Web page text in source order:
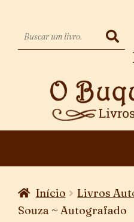
Início Livros
Souza ~ Autografado